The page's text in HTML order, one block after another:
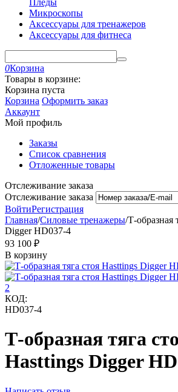
Пледы
Микроскопы
Аксессуары для тренажеров
Аксессуары для фитнеса
0Корзина
Товары в корзине:
Корзина пуста
Корзина Оформить заказ
Аккаунт
Мой профиль
Заказы
Список сравнения
Отложенные товары
Отслеживание заказа
Отслеживание заказа
ВойтиРегистрация
Главная/Силовые тренажеры/Т-образная
Digger HD037-4
93 100 ₽
В корзину
КОД:
HD037-4
Т-образная тяга
Hasttings Digger